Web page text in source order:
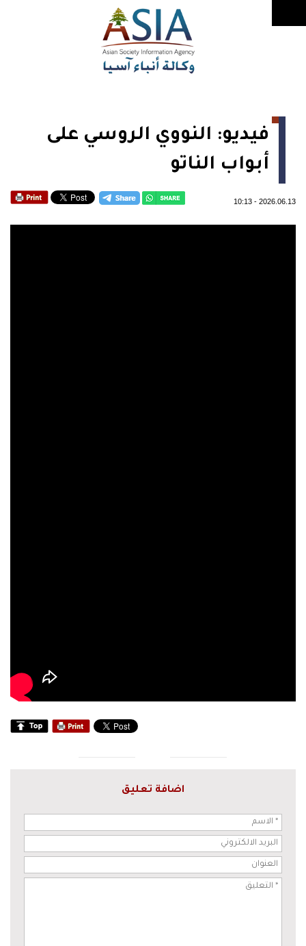
فيديو: النووي الروسي على
أبواب الناتو
2026.06.13
-
10:13
اضافة تعليق